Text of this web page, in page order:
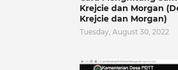
Krejcie dan Morgan
Krejcie dan Morgan)
Tuesday, August 30, 2022